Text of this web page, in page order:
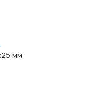
мм